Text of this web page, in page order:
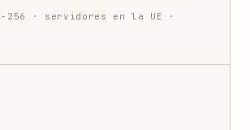
256 · servidores en la UE ·